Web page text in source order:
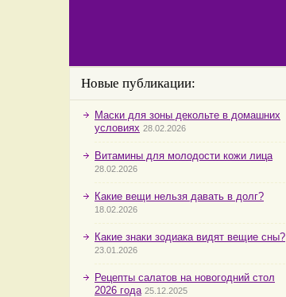
Новые публикации:
Маски для зоны декольте в домашних
условиях 28.02.2026
Витамины для молодости кожи лица
28.02.2026
Какие вещи нельзя давать в долг?
18.02.2026
Какие знаки зодиака видят вещие сны?
23.01.2026
Рецепты салатов на новогодний стол
2026 года 25.12.2025